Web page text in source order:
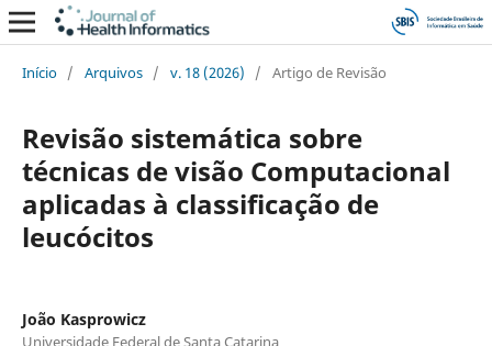
Início / Arquivos / v. 18 (2026) / Artigo de Revisão
Revisão sistemática sobre
técnicas de visão Computacional
aplicadas à classificação de
leucócitos
João Kasprowicz
Universidade Federal de Santa Catarina